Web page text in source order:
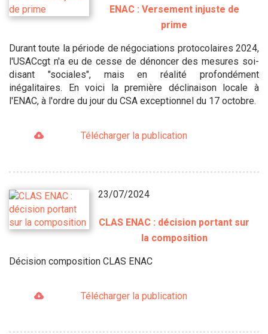
ENAC : Versement injuste de
prime
Durant toute la période de négociations protocolaires 2024,
l'USACcgt n'a eu de cesse de dénoncer des mesures soi-
disant "sociales", mais en réalité profondément
inégalitaires. En voici la première déclinaison locale à
l'ENAC, à l'ordre du jour du CSA exceptionnel du 17 octobre.
Télécharger la publication
23/07/2024
CLAS ENAC : décision portant sur
la composition
Décision composition CLAS ENAC
Télécharger la publication